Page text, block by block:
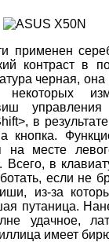
применен
контраст в
черная,
некоторых
в
кнопка.
на месте
Всего, в
если не
из-за
путаница.
удачное,
имеет